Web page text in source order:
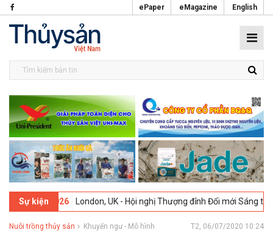
ePaper eMagazine English
Sự kiện
02-2026 London, UK - Hội nghị Thượng đỉnh Đổi mới Sáng tạo
Nuôi trồng thủy sản Khuyến ngư - Mô hình T2, 06/07/2020 10:24